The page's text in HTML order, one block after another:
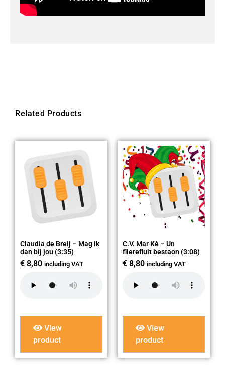
Related Products
Claudia de Breij – Mag ik
dan bij jou (3:35)
€ 8,80 including VAT
View
product
C.V. Mar Kè – Un
flierefluit bestaon (3:08)
€ 8,80 including VAT
View
product